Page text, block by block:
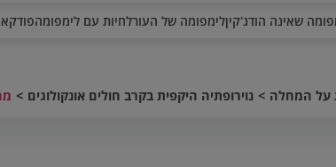
שאינה הודג'קיןלימפומה של העורלחיות עם לימפומה
על המחלה נוירופתיה היקפית בקרב חולים אונקולוגים